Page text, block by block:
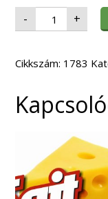
- Fagy.
Sütemény
San
Baklavás
+
Cikkszám: 1783